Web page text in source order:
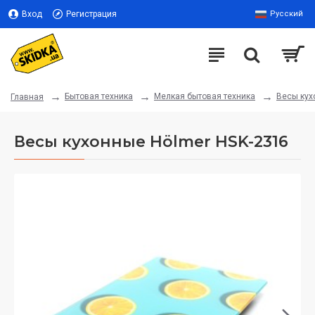
Вход Регистрация Русский
Главная Бытовая техника Мелкая бытовая техника Весы
Весы кухонные Hölmer HSK-2316